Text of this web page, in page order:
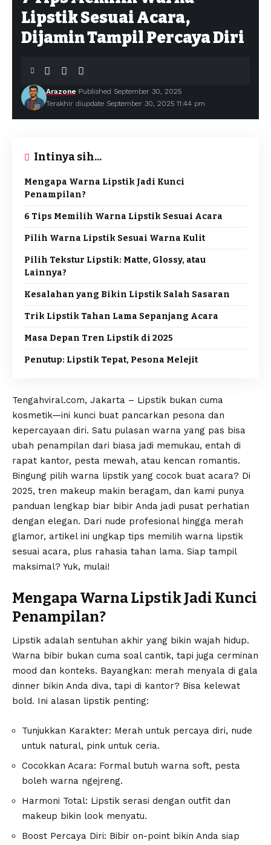
Lipstik Sesuai Acara,
Dijamin Tampil Percaya Diri
Terakhir diupdate September 30, 2025 11:44 pm
Arazone Published September 30, 2025
Intinya sih...
Mengapa Warna Lipstik Jadi Kunci
Penampilan?
6 Tips Memilih Warna Lipstik Sesuai Acara
Pilih Warna Lipstik Sesuai Warna Kulit
Pilih Tekstur Lipstik: Matte, Glossy, atau
Lainnya?
Kesalahan yang Bikin Lipstik Salah Sasaran
Trik Lipstik Tahan Lama Sepanjang Acara
Masa Depan Tren Lipstik di 2025
Penutup: Lipstik Tepat, Pesona Melejit
Tengahviral.com, Jakarta – Lipstik bukan cuma
kosmetik—ini kunci buat pancarkan pesona dan
kepercayaan diri. Satu pulasan warna yang pas bisa
ubah penampilan dari biasa jadi memukau, entah di
rapat kantor, pesta mewah, atau kencan romantis.
Bingung pilih warna lipstik yang cocok buat acara? Di
2025, tren makeup makin beragam, dan kami punya
panduan lengkap biar bibir Anda jadi pusat perhatian
dengan elegan. Dari nude profesional hingga merah
glamor, artikel ini ungkap tips memilih warna lipstik
sesuai acara, plus rahasia tahan lama. Siap tampil
maksimal? Yuk, mulai!
Mengapa Warna Lipstik Jadi Kunci
Penampilan?
Lipstik adalah sentuhan akhir yang bikin wajah hidup.
Warna bibir bukan cuma soal cantik, tapi juga cerminan
mood dan konteks. Bayangkan: merah menyala di gala
dinner bikin Anda diva, tapi di kantor? Bisa kelewat
bold. Ini alasan lipstik penting:
Tunjukkan Karakter: Merah untuk percaya diri, nude
untuk natural, pink untuk ceria.
Cocokkan Acara: Formal butuh warna soft, pesta
boleh warna ngejreng.
Harmoni Total: Lipstik serasi dengan outfit dan
makeup bikin look menyatu.
Boost Percaya Diri: Bibir on-point bikin Anda siap